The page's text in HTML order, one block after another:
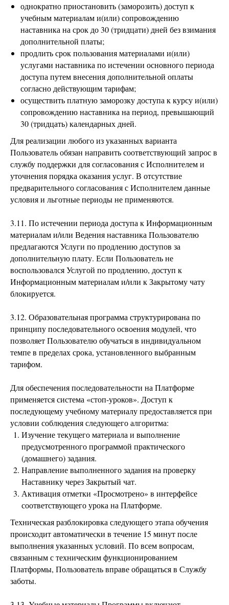
однократно приостановить (заморозить) доступ к
учебным материалам и(или) сопровождению
наставника на срок до 30 (тридцати) дней без взимания
дополнительной платы;
продлить срок пользования материалами и(или)
услугами наставника по истечении основного периода
доступа путем внесения дополнительной оплаты
согласно действующим тарифам;
осуществить платную заморозку доступа к курсу и(или)
сопровождению наставника на период, превышающий
30 (тридцать) календарных дней.
Для реализации любого из указанных варианта
Пользователь обязан направить соответствующий запрос в
службу поддержки для согласования с Исполнителем и
уточнения порядка оказания услуг. В отсутствие
предварительного согласования с Исполнителем данные
условия и льготные периоды не применяются.
3.11. По истечении периода доступа к Информационным
материалам и/или Ведения наставника Пользователю
предлагаются Услуги по продлению доступов за
дополнительную плату. Если Пользователь не
воспользовался Услугой по продлению, доступ к
Информационным материалам и/или к Закрытому чату
блокируется.
3.12. Образовательная программа структурирована по
принципу последовательного освоения модулей, что
позволяет Пользователю обучаться в индивидуальном
темпе в пределах срока, установленного выбранным
тарифом.
Для обеспечения последовательности на Платформе
применяется система «стоп-уроков». Доступ к
последующему учебному материалу предоставляется при
условии соблюдения следующего алгоритма:
Изучение текущего материала и выполнение
предусмотренного программой практического
(домашнего) задания.
Направление выполненного задания на проверку
Наставнику через Закрытый чат.
Активация отметки «Просмотрено» в интерфейсе
соответствующего урока на Платформе.
Техническая разблокировка следующего этапа обучения
происходит автоматически в течение 15 минут после
выполнения указанных условий. По всем вопросам,
связанным с техническим функционированием
Платформы, Пользователь вправе обращаться в Службу
заботы.